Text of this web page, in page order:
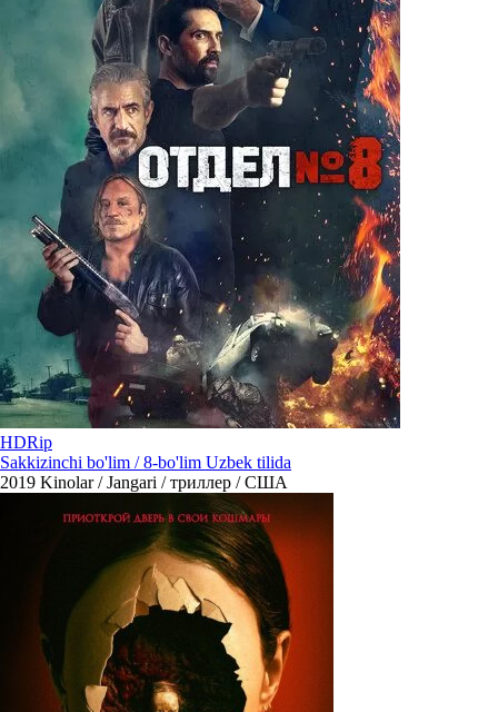
HDRip
Sakkizinchi bo'lim / 8-bo'lim Uzbek tilida
2019 Kinolar / Jangari / триллер / США